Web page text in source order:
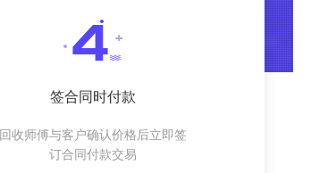
签合同时付款
回收师傅与客户确认价格后立即签
订合同付款交易